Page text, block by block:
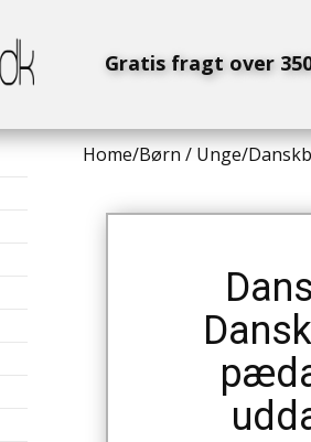
Gratis fragt over
Home/Børn / Unge/